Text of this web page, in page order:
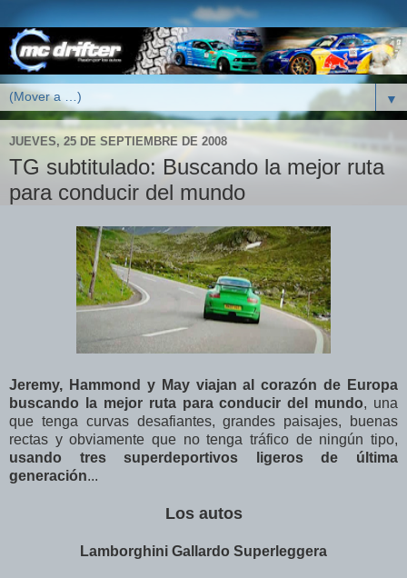
▼
JUEVES, 25 DE SEPTIEMBRE DE 2008
TG subtitulado: Buscando la mejor ruta
para conducir del mundo
Jeremy, Hammond y May viajan al corazón de Europa
buscando la mejor ruta para conducir del mundo, una
que tenga curvas desafiantes, grandes paisajes, buenas
rectas y obviamente que no tenga tráfico de ningún tipo,
usando tres superdeportivos ligeros de última
generación...
Los autos
Lamborghini Gallardo Superleggera